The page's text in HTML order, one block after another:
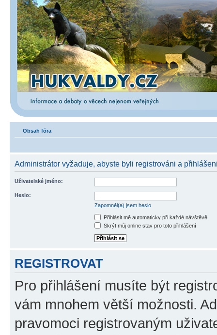
Obsah fóra
Administrátor vyžaduje, abyste byli registrováni a
Uživatelské jméno:
Heslo:
Zapomněl(a) jsem heslo
Přihlásit mě automaticky při každé návštěvě
Skrýt můj online stav pro toto přihlášení
REGISTROVAT
Pro přihlášení musíte být
vám mnohem větší možnosti.
pravomoci registrovaným